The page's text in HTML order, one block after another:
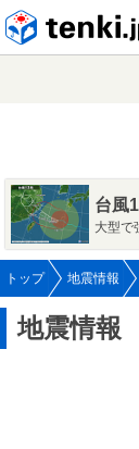
台風
大型で
トップ 地震情報
地震情報